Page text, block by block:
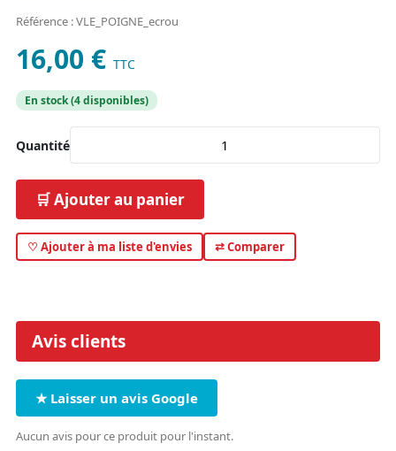
Référence : VLE_POIGNE_ecrou
16,00 € TTC
En stock (4 disponibles)
Quantité
🛒 Ajouter au panier
♡ Ajouter à ma liste d'envies ⇄ Comparer
Avis clients
★ Laisser un avis Google
Aucun avis pour ce produit pour l'instant.